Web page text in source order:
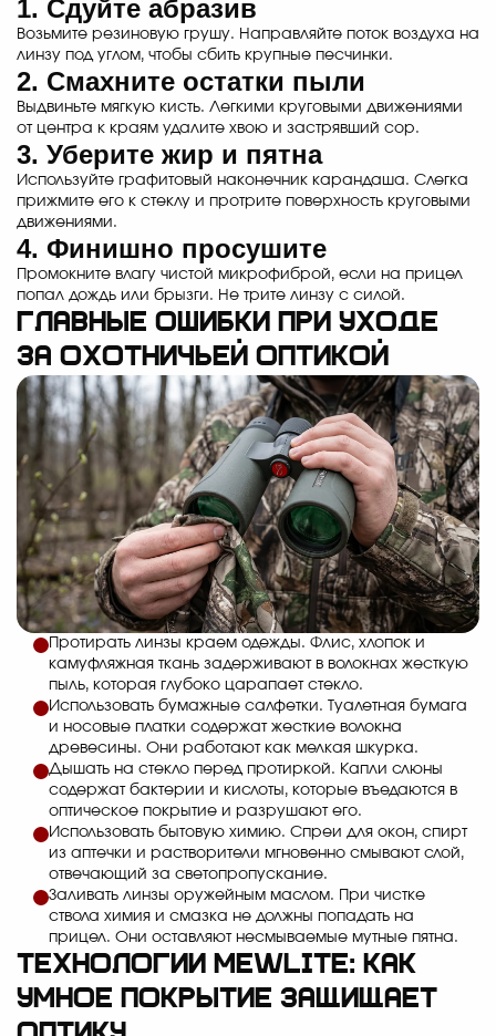
1. Сдуйте абразив
Возьмите резиновую грушу. Направляйте поток воздуха на
линзу под углом, чтобы сбить крупные песчинки.
2. Смахните остатки пыли
Выдвиньте мягкую кисть. Легкими круговыми движениями
от центра к краям удалите хвою и застрявший сор.
3. Уберите жир и пятна
Используйте графитовый наконечник карандаша. Слегка
прижмите его к стеклу и протрите поверхность круговыми
движениями.
4. Финишно просушите
Промокните влагу чистой микрофиброй, если на прицел
попал дождь или брызги. Не трите линзу с силой.
Главные ошибки при уходе
за охотничьей оптикой
Протирать линзы краем одежды. Флис, хлопок и
камуфляжная ткань задерживают в волокнах жесткую
пыль, которая глубоко царапает стекло.
Использовать бумажные салфетки. Туалетная бумага
и носовые платки содержат жесткие волокна
древесины. Они работают как мелкая шкурка.
Дышать на стекло перед протиркой. Капли слюны
содержат бактерии и кислоты, которые въедаются в
оптическое покрытие и разрушают его.
Использовать бытовую химию. Спреи для окон, спирт
из аптечки и растворители мгновенно смывают слой,
отвечающий за светопропускание.
Заливать линзы оружейным маслом. При чистке
ствола химия и смазка не должны попадать на
прицел. Они оставляют несмываемые мутные пятна.
Технологии MewLite: как
умное покрытие защищает